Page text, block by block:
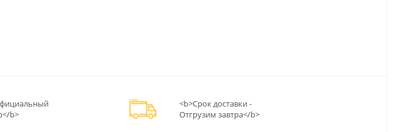
b>
<b>Срок доставки -
Отгрузим завтра</b>